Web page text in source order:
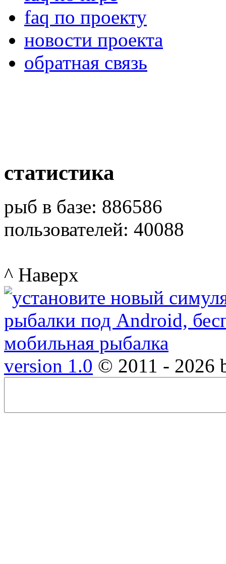
faq по проекту
новости проекта
обратная связь
статистика
рыб в базе: 886586
пользователей: 40088
^ Наверх
version 1.0 © 2011 - 2026